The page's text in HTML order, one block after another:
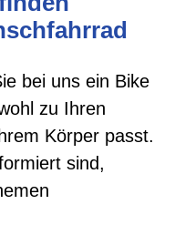
bei uns ein Bike
zu Ihren
Körper passt.
sind,